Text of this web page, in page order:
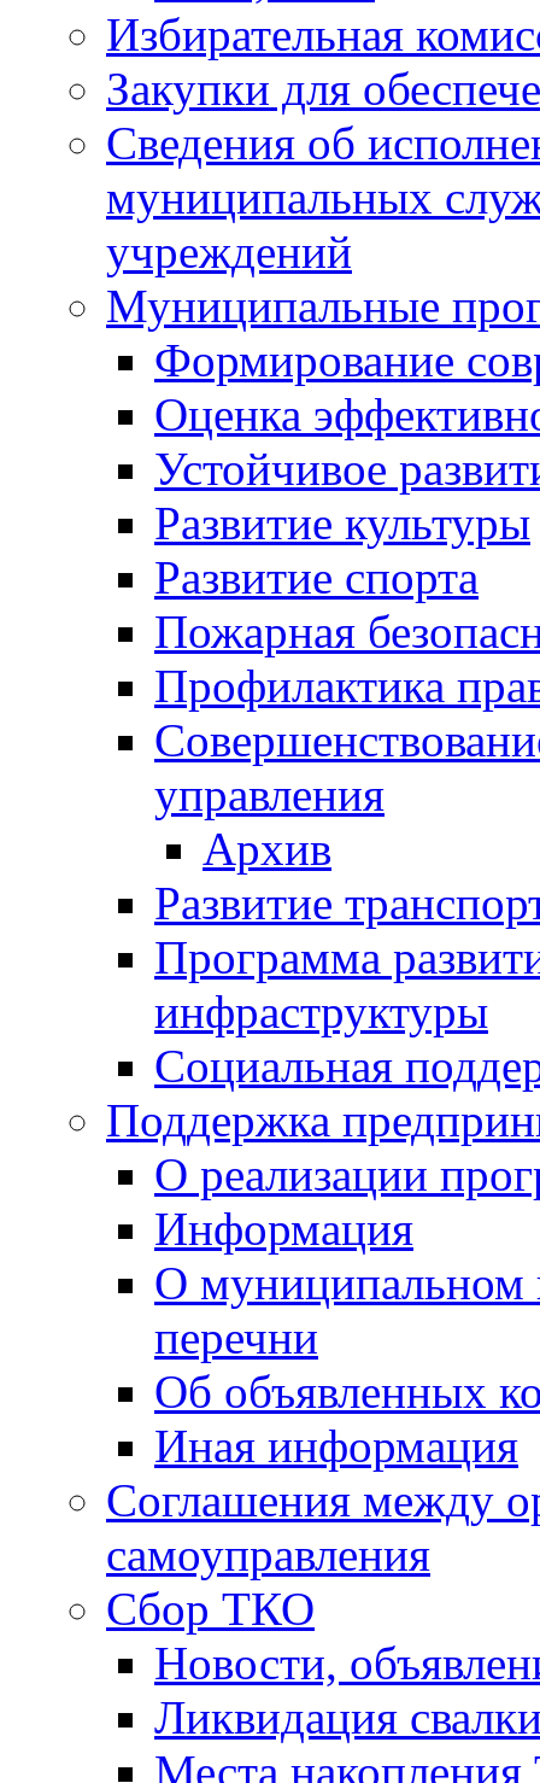
Избирательная
Закупки для
Сведения об
муниципальных
учреждений
Муниципальные
Формирование
Оценка
Устойчивое
Развитие культуры
Развитие спорта
Пожарная
Профилактика
управления
Архив
Развитие
Программа
инфраструктуры
Социальная
Поддержка
О реализации
Информация
О муниципальном
перечни
Об объявленных
Иная информация
Соглашения между
самоуправления
Сбор ТКО
Новости,
Ликвидация
Места